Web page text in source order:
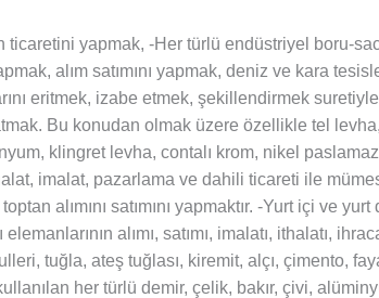
yapmak, -Her türlü endüstriyel boru-
alım satımını yapmak, deniz ve kara
eritmek, izabe etmek, şekillendirmek
Bu konudan olmak üzere özellikle tel
klingret levha, contalı krom, nikel
imalat, pazarlama ve dahili ticareti ile
toptan alımını satımını yapmaktır. -Yurt içi ve
alımı, satımı, imalatı, ithalatı,
tuğla, ateş tuğlası, kiremit, alçı, çimento,
her türlü demir, çelik, bakır, çivi,